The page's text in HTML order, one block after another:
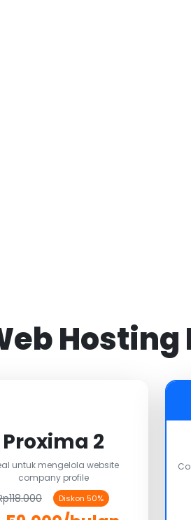
Proxima 2
untuk mengelola website
company profile
Diskon 50%